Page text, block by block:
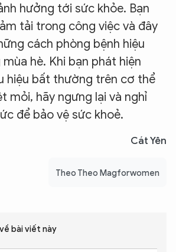
hưởng tới sức khỏe. Bạn
tải trong công việc và đây
cách phòng bệnh hiệu
hè. Khi bạn phát hiện
hiệu bất thường trên cơ thể
mỏi, hãy ngưng lại và nghỉ
để bảo vệ sức khoẻ.
Cát Yên
Theo Theo Magforwomen
bài viết này